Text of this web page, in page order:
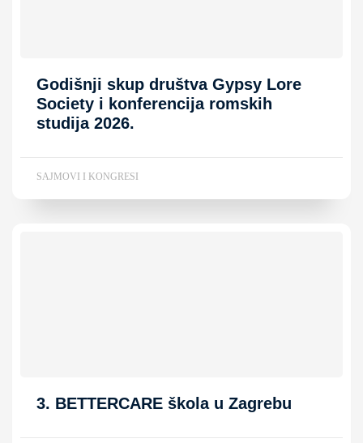
Godišnji skup društva Gypsy Lore
Society i konferencija romskih
studija 2026.
SAJMOVI I KONGRESI
3. BETTERCARE škola u Zagrebu